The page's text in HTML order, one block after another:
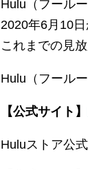
Hulu（フール
2020年6月10日
これまでの見
Hulu（フール
【公式サイト】
Huluストア公